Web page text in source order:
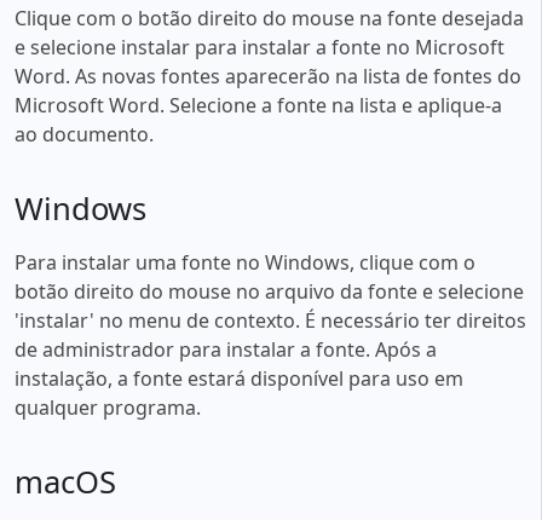
Clique com o botão direito do mouse na fonte desejada
e selecione instalar para instalar a fonte no Microsoft
Word. As novas fontes aparecerão na lista de fontes do
Microsoft Word. Selecione a fonte na lista e aplique-a
ao documento.
Windows
Para instalar uma fonte no Windows, clique com o
botão direito do mouse no arquivo da fonte e selecione
'instalar' no menu de contexto. É necessário ter direitos
de administrador para instalar a fonte. Após a
instalação, a fonte estará disponível para uso em
qualquer programa.
macOS